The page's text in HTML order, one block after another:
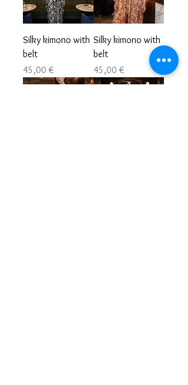
Silky kimono with
belt
Precio
45,00 €
Silky kimono with
belt
Precio
45,00 €